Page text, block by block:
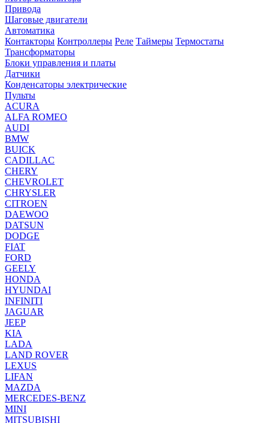
Привода
Шаговые двигатели
Автоматика
Контакторы Контроллеры Реле Таймеры Термостаты
Трансформаторы
Блоки управления и платы
Датчики
Конденсаторы электрические
Пульты
ACURA
ALFA ROMEO
AUDI
BMW
BUICK
CADILLAC
CHERY
CHEVROLET
CHRYSLER
CITROEN
DAEWOO
DATSUN
DODGE
FIAT
FORD
GEELY
HONDA
HYUNDAI
INFINITI
JAGUAR
JEEP
KIA
LADA
LAND ROVER
LEXUS
LIFAN
MAZDA
MERCEDES-BENZ
MINI
MITSUBISHI